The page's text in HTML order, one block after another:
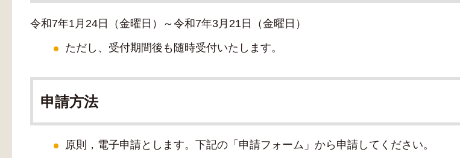
令和7年1月24日（金曜日）～令和7年3月21日（金曜日）
ただし、受付期間後も随時受付いたします。
申請方法
原則，電子申請とします。下記の「申請フォーム」から申請してください。